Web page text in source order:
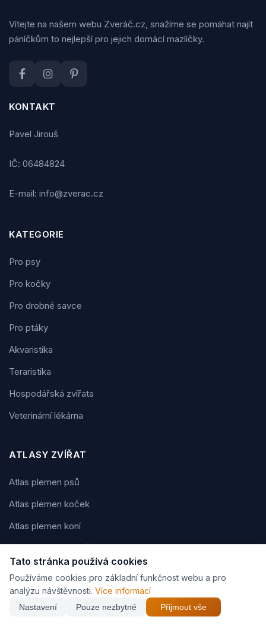
Vítejte na našem webu Zveráč.cz, snažíme se pomáhat najít
páníčkům to nejlepší pro jejich domácí mazlíčky.
KONTAKT
Pavel Jirouš
IČ: 06484824
E-mail: info@zverac.cz
KATEGORIE
Pro psy
Pro kočky
Pro drobné savce
Pro ptáky
Akvaristika
Teraristika
Hospodářská zvířata
Veterinární lékárna
ATLASY ZVÍŘAT
Atlas plemen psů
Atlas plemen koček
Atlas plemen koní
Atlas plemen králíků
Atlas akvarijních ryb
Atlas hlodavců a drobných savců
Atlas papoušků
Tato stránka používá cookies
Používáme cookies pro základní funkčnost webu a pro
analýzu návštěvnosti. Více informací
Nastavení Pouze nezbytné Přijmout vše